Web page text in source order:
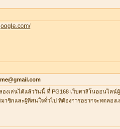
งเล่นได้แล้ววันนี้ ที่ PG168 เว็บคาสิโนออนไล
าชิกและผู้ที่สนใจทั่วไป ที่ต้องการอยากจะทดลอง